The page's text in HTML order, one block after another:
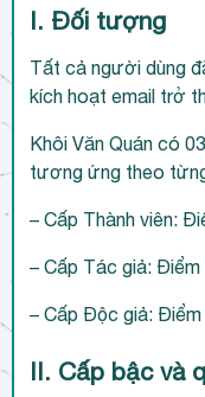
I. Đối tượng
Tất cả người dùng
kích hoạt email trở
Khôi Văn Quán có
tương ứng theo
– Cấp Thành viên:
– Cấp Tác giả: Điểm
– Cấp Độc giả:
II. Cấp bậc và